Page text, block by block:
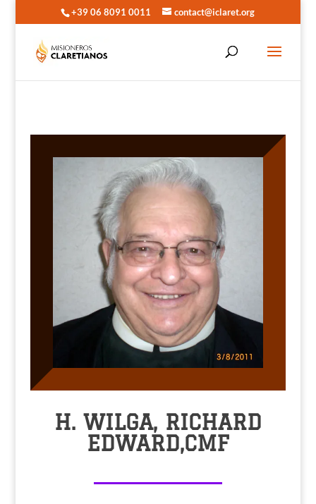
+39 06 8091 0011 contact@iclaret.org
H. WILGA, RICHARD
EDWARD,CMF